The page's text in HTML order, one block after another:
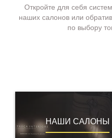
Откройте для себя
наших салонов или
по выбору
НАШИ САЛОНЫ